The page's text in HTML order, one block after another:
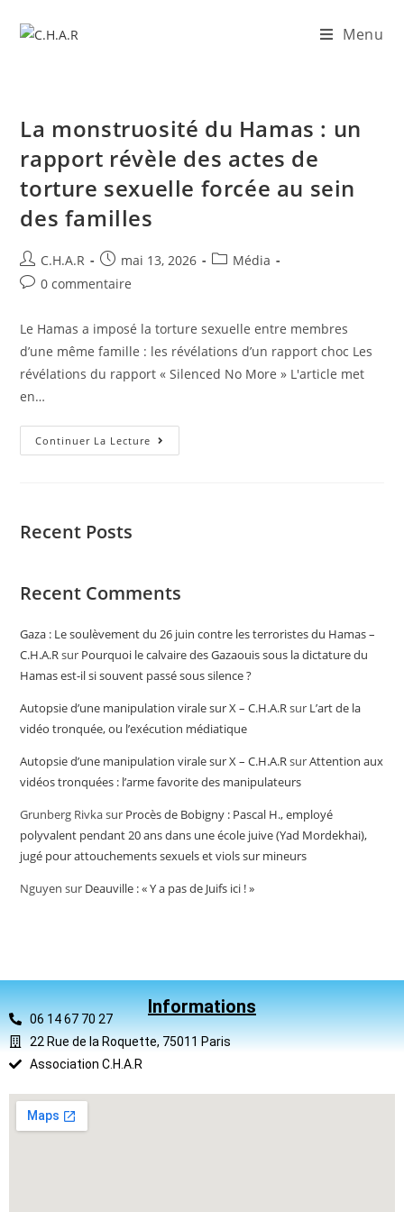
Menu
La monstruosité du Hamas : un
rapport révèle des actes de
torture sexuelle forcée au sein
des familles
C.H.A.R mai 13, 2026
Média
0 commentaire
Le Hamas a imposé la torture sexuelle entre membres
d’une même famille : les révélations d’un rapport choc Les
révélations du rapport « Silenced No More » ​L'article met
en…
Continuer La Lecture
Recent Posts
Recent Comments
Gaza : Le soulèvement du 26 juin contre les terroristes du Hamas –
C.H.A.Rsur Pourquoi le calvaire des Gazaouis sous la dictature du
Hamas est-il si souvent passé sous silence ?
Autopsie d’une manipulation virale sur X – C.H.A.Rsur L’art de la
vidéo tronquée, ou l’exécution médiatique
Autopsie d’une manipulation virale sur X – C.H.A.RsurAttention aux
vidéos tronquées : l’arme favorite des manipulateurs
Grunberg Rivkasur Procès de Bobigny : Pascal H., employé
polyvalent pendant 20 ans dans une école juive (Yad Mordekhai),
jugé pour attouchements sexuels et viols sur mineurs
Nguyen sur Deauville : « Y a pas de Juifs ici ! »
Informations
06 14 67 70 27
22 Rue de la Roquette, 75011 Paris
Association C.H.A.R